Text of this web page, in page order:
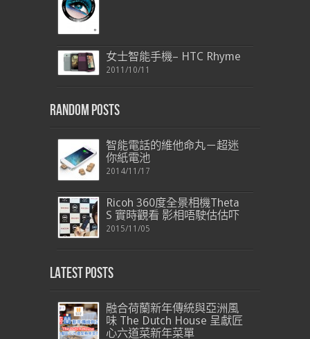
女士智能手機– HTC Rhyme
2011/10/11
Random Posts
智能電話的維他命丸－超迷
你紙電池
2014/11/17
Ricoh 360度全景相機Theta
S 實時觀看 影相唔駛估估吓
2015/11/05
Latest Posts
融合荷蘭新年傳統與亞洲風
味 The Dutch House 呈獻匠
心六道菜新年菜單